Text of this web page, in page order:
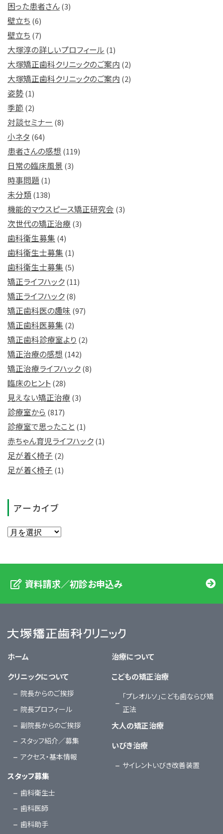
困った患者さん(3)
壁立ち (6)
壁立ち (7)
大塚淳の詳しいプロフィール (1)
大塚矯正歯科クリニックのご案内 (2)
大塚矯正歯科クリニックのご案内 (2)
姿勢(1)
季節 (2)
対談セミナー (8)
小ネタ (64)
患者さんの感想 (119)
日常の臨床風景 (3)
時事問題 (1)
未分類(138)
機能的マウスピース矯正研究会 (3)
次世代の矯正治療 (3)
歯科衛生募集 (4)
歯科衛生士募集 (1)
歯科衛生士募集 (5)
矯正ライフハック(11)
矯正ライフハック(8)
矯正歯科医の趣味 (97)
矯正歯科医募集 (2)
矯正歯科診療室より (2)
矯正治療の感想 (142)
矯正治療ライフハック(8)
臨床のヒント(28)
見えない矯正治療 (3)
診療室から (817)
診療室で思ったこと (1)
赤ちゃん育児ライフハック(1)
足が着く椅子 (2)
足が着く椅子 (1)
アーカイブ
資料請求／初診お申込み
ホーム
クリニックについて
院長からのご挨拶
院長プロフィール
副院長からのご挨拶
スタッフ紹介／募集
アクセス・基本情報
スタッフ募集
歯科衛生士
歯科医師
歯科助手
治療について
こどもの矯正治療
「プレオルソ」こども歯ならび矯
正法
大人の矯正治療
いびき治療
サイレントいびき改善装置